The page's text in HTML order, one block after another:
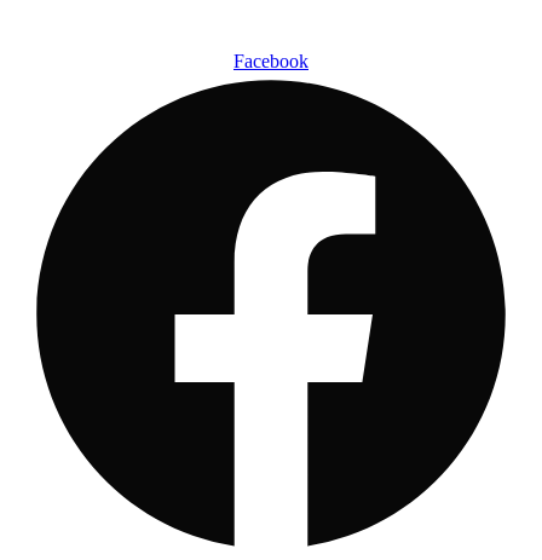
Facebook